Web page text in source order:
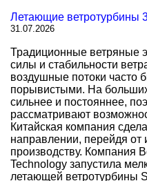
Летающие ветротурбины
31.07.2026
Традиционные ветряные
силы и стабильности
воздушные потоки часто
порывистыми. На
сильнее и постояннее,
рассматривают
Китайская компания
направлении, перейдя от
производству. Компания
Technology запустила
летающей ветротурбины